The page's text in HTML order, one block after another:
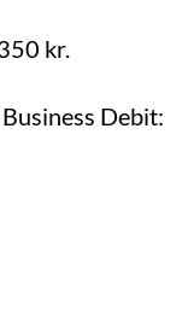
kr.
Debit: